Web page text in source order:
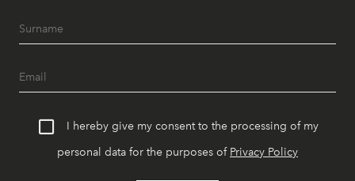
I hereby give my consent to the processing of my
personal data for the purposes of Privacy Policy